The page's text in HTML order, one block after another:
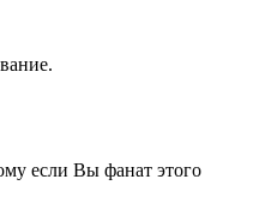
если Вы фанат этого